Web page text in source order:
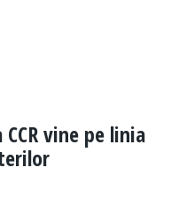
vine pe linia